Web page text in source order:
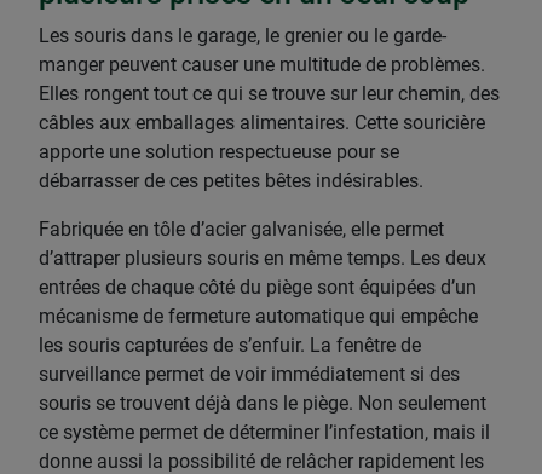
Les souris dans le garage, le grenier ou le garde-
manger peuvent causer une multitude de problèmes.
Elles rongent tout ce qui se trouve sur leur chemin, des
câbles aux emballages alimentaires. Cette souricière
apporte une solution respectueuse pour se
débarrasser de ces petites bêtes indésirables.
Fabriquée en tôle d’acier galvanisée, elle permet
d’attraper plusieurs souris en même temps. Les deux
entrées de chaque côté du piège sont équipées d’un
mécanisme de fermeture automatique qui empêche
les souris capturées de s’enfuir. La fenêtre de
surveillance permet de voir immédiatement si des
souris se trouvent déjà dans le piège. Non seulement
ce système permet de déterminer l’infestation, mais il
donne aussi la possibilité de relâcher rapidement les